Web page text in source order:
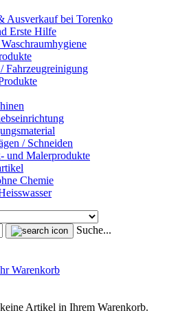
Ausverkauf bei Torenko
Erste Hilfe
Fahrzeugreinigung
/ Schneiden
und Malerprodukte
Chemie
Suche...
Warenkorb
Artikel in Ihrem Warenkorb.